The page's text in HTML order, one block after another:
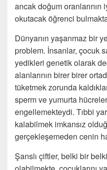
ancak doğum
okutacak öğrenci
Dünyanın yaşanmaz bir
problem. İnsanlar, çocuk
yedikleri genetik olarak
alanlarının birer birer
tüketmek zorunda
sperm ve yumurta
engellemekteydi. Tıbbi
kalabilmek imkansız
gerçekleşemeden cenin
Şanslı çiftler, belki bir